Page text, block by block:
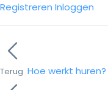
Registreren Inloggen
Terug Hoe werkt huren?